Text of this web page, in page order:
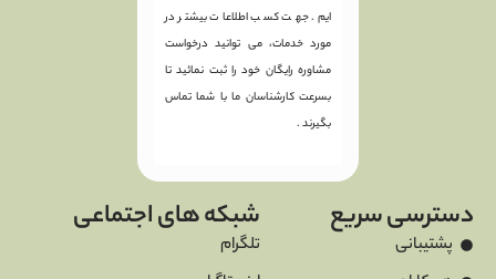
ایم. جهت کسب اطلاعات بیشتر در
مورد خدمات، می توانید درخواست
مشاوره رایگان خود را ثبت نمائید تا
بسرعت کارشناسان ما با شما تماس
بگیرند .
دسترسی سریع
پشتیبانی
شبکه های اجتماعی
تلگرام